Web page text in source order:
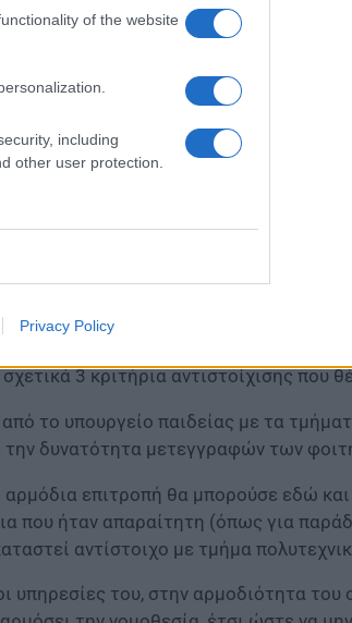
of the website
including
other user protection.
Privacy Policy
ενιαίο και αδιάσπαστο τίτλο
3 κριτήρια αντιστοίχισης που
το υπουργείο παιδείας με τα
δυνατότητα μετεγγραφών των
επιτροπή θα μπορούσε εδώ
που ήταν απαραίτητη (όπως για
αντίστοιχο με τμήμα
υπηρεσίες του, στην αρμοδιότητα του